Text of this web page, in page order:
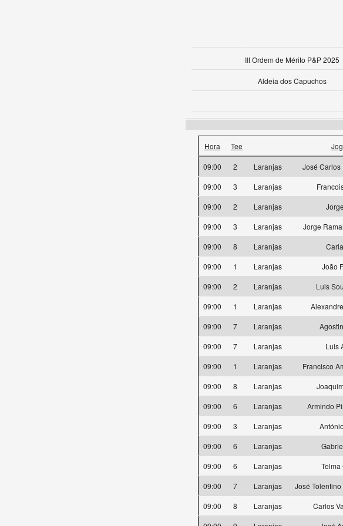
III Ordem de Mérito P&P 2025
Aldeia dos Capuchos
Hora Tee
09:00 2 Laranjas José Carlos
09:00
3 Laranjas
09:00
2 Laranjas
09:00
3 Laranjas Jorge
09:00
8 Laranjas
09:00
1 Laranjas João
09:00
2 Laranjas Luis
09:00
1 Laranjas
09:00
7 Laranjas
09:00
7 Laranjas Luis
09:00
1 Laranjas Francisco
09:00
8 Laranjas
09:00
6 Laranjas Armindo
09:00
3 Laranjas
09:00
6 Laranjas
09:00
6 Laranjas Telma
09:00
7 Laranjas José
09:00
8 Laranjas Carlos